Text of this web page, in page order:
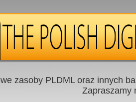
zasoby PLDML oraz innych
Zapraszamy